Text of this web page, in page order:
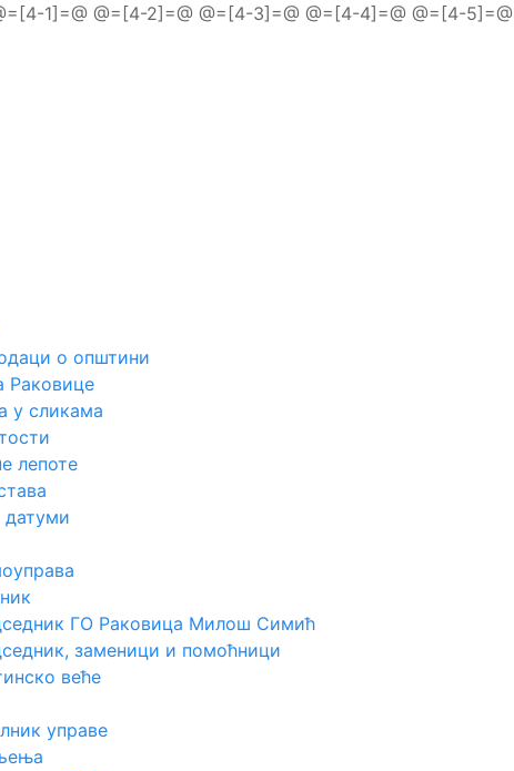
1]=@ @=[4-2]=@ @=[4-3]=@ @=[4-4]=@ @=[4-5]=@
о општини
Раковице
у сликама
лепоте
датуми
ГО Раковица Милош Симић
заменици и помоћници
веће
управе